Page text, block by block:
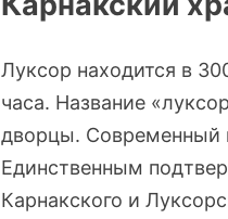
Луксор находится в
часа. Название
дворцы. Современный
Единственным
Карнакского и